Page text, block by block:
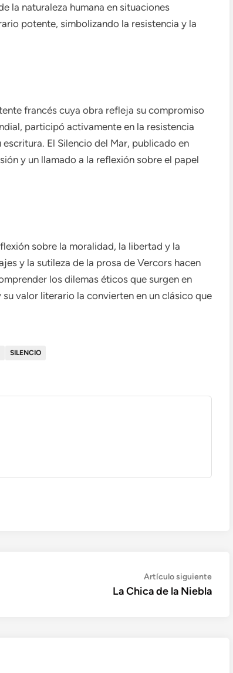
la naturaleza humana en situaciones
potente, simbolizando la resistencia y la
francés cuya obra refleja su compromiso
participó activamente en la resistencia
El Silencio del Mar, publicado en
y un llamado a la reflexión sobre el papel
sobre la moralidad, la libertad y la
y la sutileza de la prosa de Vercors hacen
los dilemas éticos que surgen en
valor literario la convierten en un clásico que
SILENCIO
Artículo siguiente
La Chica de la Niebla